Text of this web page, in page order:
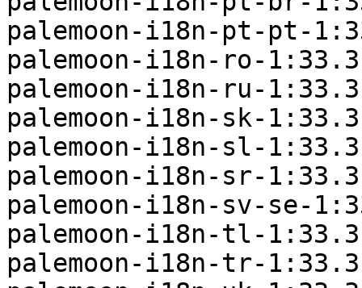
palemoon-i18n-pt-pt-
palemoon-i18n-ro-
palemoon-i18n-ru-
palemoon-i18n-sk-
palemoon-i18n-sl-
palemoon-i18n-sr-
palemoon-i18n-sv-se-
palemoon-i18n-tl-
palemoon-i18n-tr-